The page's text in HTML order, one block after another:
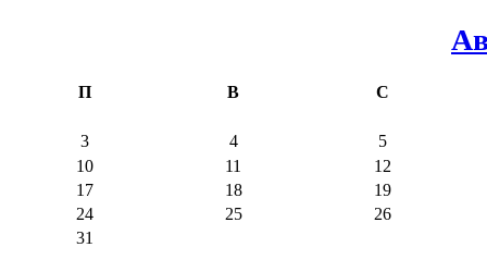
П В С
3 4
5
10
11
12
17
18
19
24
25
26
31